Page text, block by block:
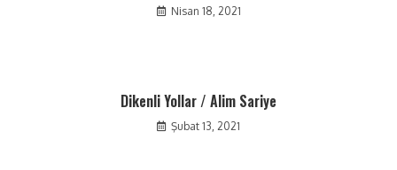
Nisan 18, 2021
Dikenli Yollar / Alim Sariye
Şubat 13, 2021